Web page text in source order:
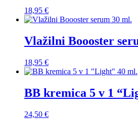
18,95 €
Vlažilni Boooster
18,95 €
BB kremica 5 v 1
24,50 €